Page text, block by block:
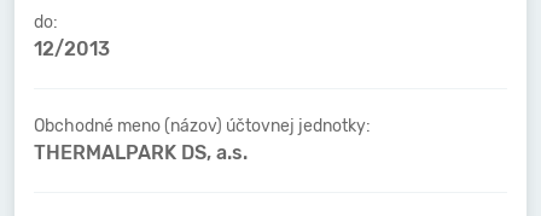
do:
12/2013
Obchodné meno (názov) účtovnej jednotky:
THERMALPARK DS, a.s.